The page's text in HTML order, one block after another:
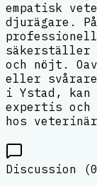
empatisk
djurägare.
professionell
och nöjt.
eller
i Ystad, kan
expertis och
hos
Discussion (0